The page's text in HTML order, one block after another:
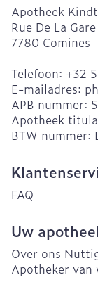
Apotheek Kindt
Rue De La Gare
7780 Comines
Telefoon: +32
E-mailadres:
APB nummer:
Apotheek
BTW nummer:
FAQ
Uw
Over ons
Apotheker van